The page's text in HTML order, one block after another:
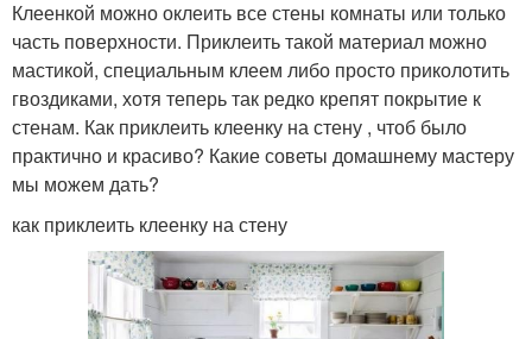
Клеенкой можно оклеить все стены комнаты или только
часть поверхности. Приклеить такой материал можно
мастикой, специальным клеем либо просто приколотить
гвоздиками, хотя теперь так редко крепят покрытие к
стенам. Как приклеить клеенку на стену , чтоб было
практично и красиво? Какие советы домашнему мастеру
мы можем дать?
как приклеить клеенку на стену